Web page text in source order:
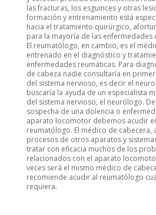
las fracturas, los esguinces y otras
formación y entrenamiento está
hacia el tratamiento quirúrgico,
para la mayoría de las
El reumatólogo, en cambio, es el
entrenado en el diagnóstico y
enfermedades reumáticas. Para
de cabeza nadie consultaría en
del sistema nervioso, es decir el
buscaría la ayuda de un especialista
del sistema nervioso, el neurólogo.
sospecha de una dolencia o
aparato locomotor debemos acudir
reumatólogo. El médico de cabecera,
procesos de otros aparatos y
tratar con eficacia muchos de los
relacionados con el aparato
veces será el mismo médico de
recomiende acudir al reumatólogo
requiera.